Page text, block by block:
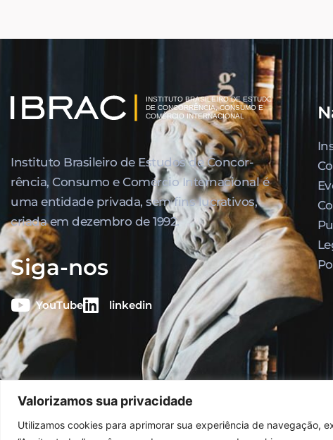
Valorizamos sua privacidade
Utilizamos cookies para aprimorar sua experiência de navegação,
Instituto Brasileiro de Estudos de Concor­
rência, Consumo e Comércio Internacional é
uma entidade privada, sem fins lucrativos,
criada em dezembro de 1992.
Siga-nos
YouTube linkedin